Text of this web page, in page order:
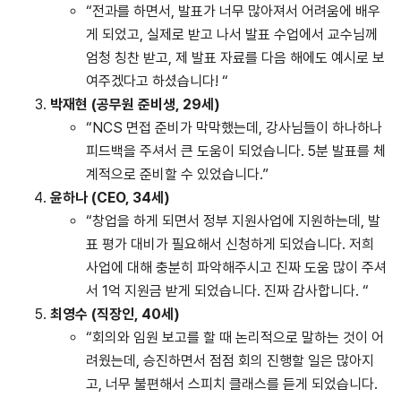
“전과를 하면서, 발표가 너무 많아져서 어려움에 배우
게 되었고, 실제로 받고 나서 발표 수업에서 교수님께
엄청 칭찬 받고, 제 발표 자료를 다음 해에도 예시로 보
여주겠다고 하셨습니다! “
박재현 (공무원 준비생, 29세)
“NCS 면접 준비가 막막했는데, 강사님들이 하나하나
피드백을 주셔서 큰 도움이 되었습니다. 5분 발표를 체
계적으로 준비할 수 있었습니다.”
윤하나 (CEO, 34세)
“창업을 하게 되면서 정부 지원사업에 지원하는데, 발
표 평가 대비가 필요해서 신청하게 되었습니다. 저희
사업에 대해 충분히 파악해주시고 진짜 도움 많이 주셔
서 1억 지원금 받게 되었습니다. 진짜 감사합니다. “
최영수 (직장인, 40세)
“회의와 임원 보고를 할 때 논리적으로 말하는 것이 어
려웠는데, 승진하면서 점점 회의 진행할 일은 많아지
고, 너무 불편해서 스피치 클래스를 듣게 되었습니다.